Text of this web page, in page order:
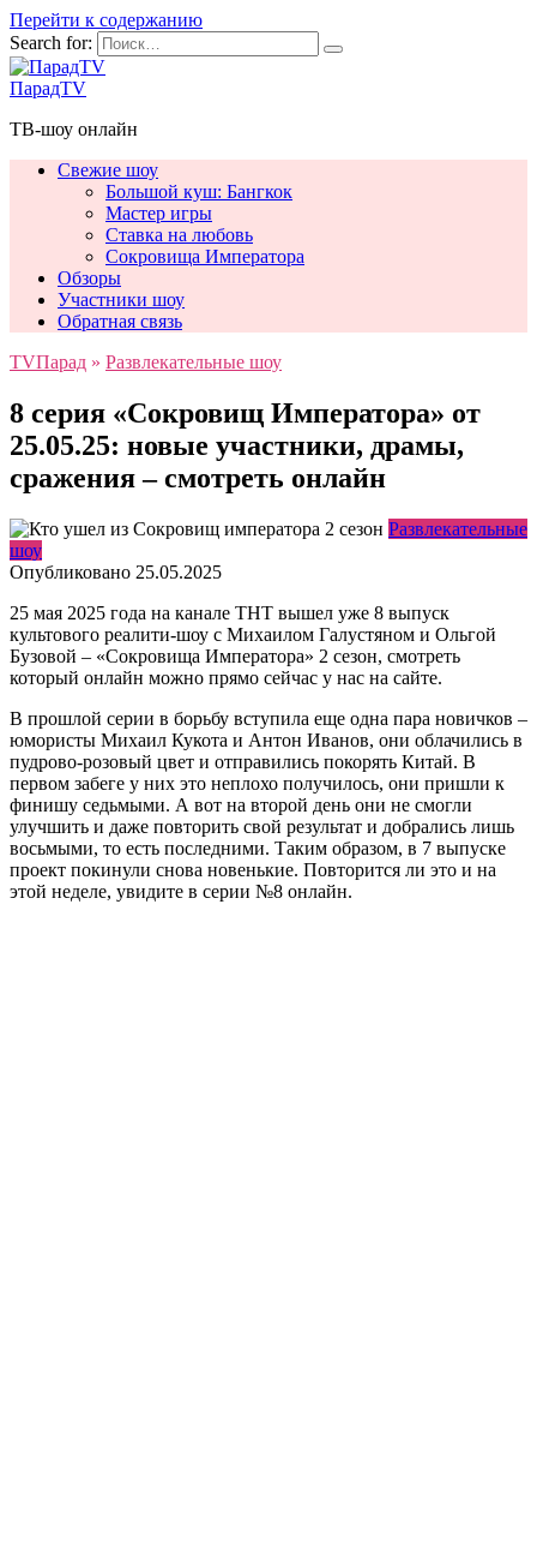
Перейти к содержанию
Search for:
ПарадTV
ТВ-шоу онлайн
Свежие шоу
Большой куш: Бангкок
Мастер игры
Ставка на любовь
Сокровища Императора
Обзоры
Участники шоу
Обратная связь
TVПарад » Развлекательные шоу
8 серия «Сокровищ Императора» от
25.05.25: новые участники, драмы,
сражения – смотреть онлайн
Развлекательные
шоу
Опубликовано 25.05.2025
25 мая 2025 года на канале ТНТ вышел уже 8 выпуск
культового реалити-шоу с Михаилом Галустяном и Ольгой
Бузовой – «Сокровища Императора» 2 сезон, смотреть
который онлайн можно прямо сейчас у нас на сайте.
В прошлой серии в борьбу вступила еще одна пара новичков –
юмористы Михаил Кукота и Антон Иванов, они облачились в
пудрово-розовый цвет и отправились покорять Китай. В
первом забеге у них это неплохо получилось, они пришли к
финишу седьмыми. А вот на второй день они не смогли
улучшить и даже повторить свой результат и добрались лишь
восьмыми, то есть последними. Таким образом, в 7 выпуске
проект покинули снова новенькие. Повторится ли это и на
этой неделе, увидите в серии №8 онлайн.